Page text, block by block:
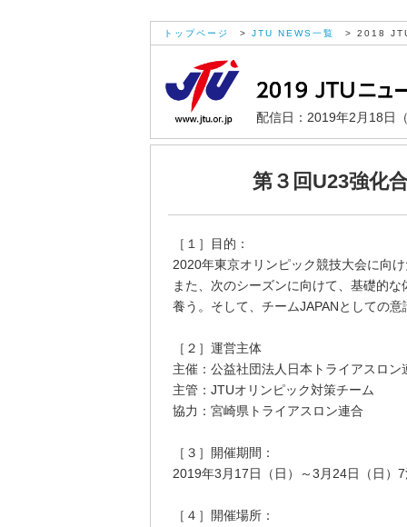
トップページ > JTU NEWS一覧 > 2018
配信日：2019年2月18日
第３回U23強化
［１］目的：
2020年東京オリンピック競技大会に向
また、次のシーズンに向けて、基礎的
養う。そして、チームJAPANとしての
［２］運営主体
主催：公益社団法人日本トライアスロン
主管：JTUオリンピック対策チーム
協力：宮崎県トライアスロン連合
［３］開催期間：
2019年3月17日（日）～3月24日（日）
［４］開催場所：